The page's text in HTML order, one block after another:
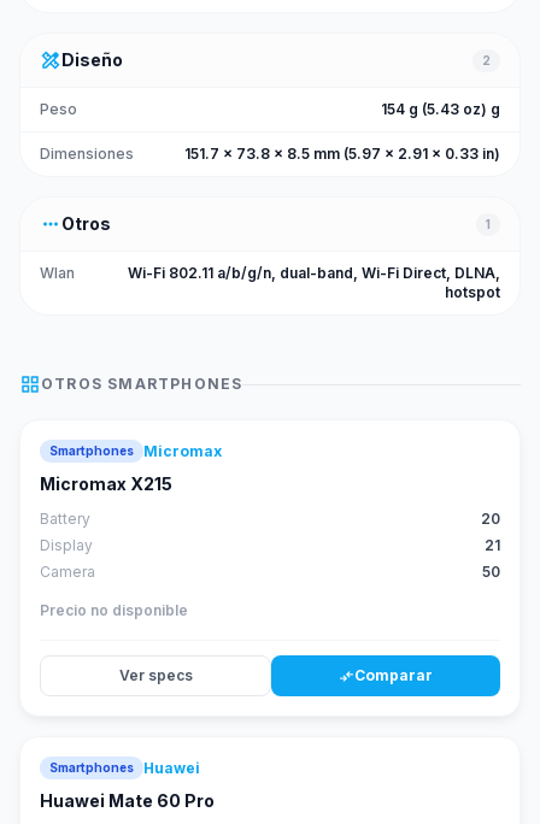
design_servicesDiseño 2
Peso 154 g (5.43 oz) g
Dimensiones 151.7 x 73.8 x 8.5 mm (5.97 x 2.91 x 0.33 in)
more_horiz Otros 1
Wlan
Wi-Fi 802.11 a/b/g/n, dual-band, Wi-Fi Direct, DLNA,
hotspot
grid_view OTROS SMARTPHONES
Smartphones Micromax
Micromax X215
Battery
20
Display
21
Camera
50
Precio no disponible
Ver specs compare_arrowsComparar
Smartphones Huawei
Huawei Mate 60 Pro